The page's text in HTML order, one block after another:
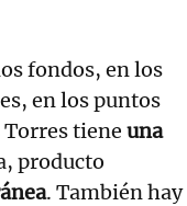
fondos, en los
en los puntos
Torres tiene una
producto
. También hay